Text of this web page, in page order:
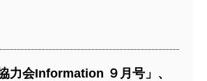
力会Information ９月号」、